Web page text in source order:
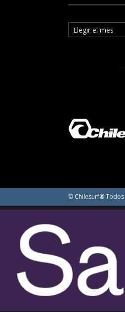
Archivos
© Chilesurf®